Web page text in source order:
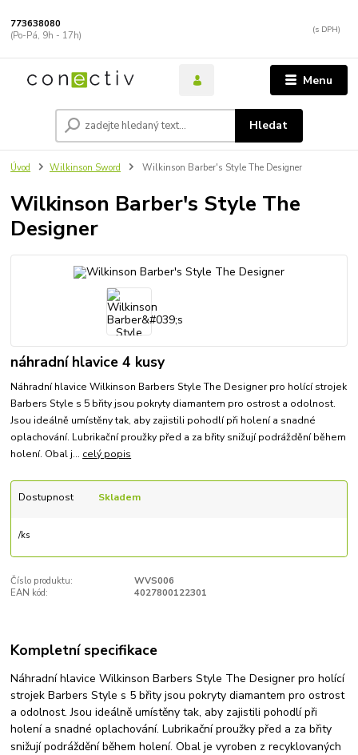
Menu
Hledat
773638080
(Po-Pá, 9h - 17h)
Úvod Wilkinson Sword Wilkinson Barber's Style The Designer
Wilkinson Barber's Style The
Designer
náhradní hlavice 4 kusy
Náhradní hlavice Wilkinson Barbers Style The Designer pro holící strojek
Barbers Style s 5 břity jsou pokryty diamantem pro ostrost a odolnost.
Jsou ideálně umístěny tak, aby zajistili pohodlí při holení a snadné
oplachování. Lubrikační proužky před a za břity snižují podráždění během
holení. Obal j... celý popis
Dostupnost Skladem
/ks
Číslo produktu:
WVS006
EAN kód:
4027800122301
Kompletní specifikace
Náhradní hlavice Wilkinson Barbers Style The Designer pro holící
strojek Barbers Style s 5 břity jsou pokryty diamantem pro ostrost
a odolnost. Jsou ideálně umístěny tak, aby zajistili pohodlí při
holení a snadné oplachování. Lubrikační proužky před a za břity
snižují podráždění během holení. Obal je vyroben z recyklovaných